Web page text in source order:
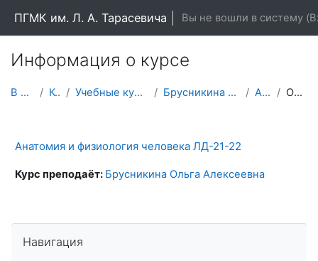
ПГМК им. Л. А. Тарасевича Вы не вошли в систему (
Информация о курсе
В начало Курсы Учебные курсы (дисциплины) Брусникина Ольга Алексеевна АиФ_ЛД Описание
Анатомия и физиология человека ЛД-21-22
Курс преподаёт: Брусникина Ольга Алексеевна
Навигация